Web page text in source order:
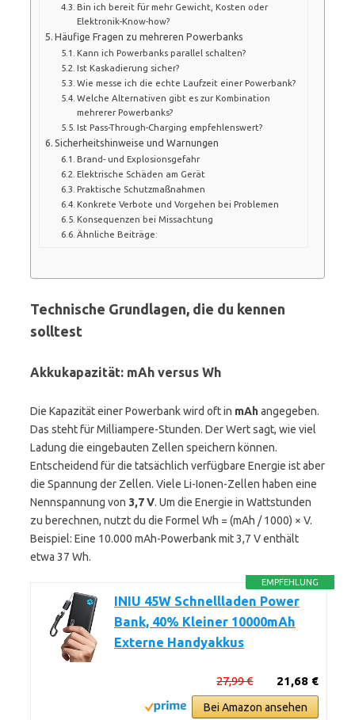
Bin ich bereit für mehr Gewicht, Kosten oder
Elektronik-Know-how?
Häufige Fragen zu mehreren Powerbanks
Kann ich Powerbanks parallel schalten?
Ist Kaskadierung sicher?
Wie messe ich die echte Laufzeit einer Powerbank?
Welche Alternativen gibt es zur Kombination
mehrerer Powerbanks?
Ist Pass-Through-Charging empfehlenswert?
Sicherheitshinweise und Warnungen
Brand- und Explosionsgefahr
Elektrische Schäden am Gerät
Praktische Schutzmaßnahmen
Konkrete Verbote und Vorgehen bei Problemen
Konsequenzen bei Missachtung
Ähnliche Beiträge:
Technische Grundlagen, die du kennen
solltest
Akkukapazität: mAh versus Wh
Die Kapazität einer Powerbank wird oft in mAhangegeben.
Das steht für Milliampere-Stunden. Der Wert sagt, wie viel
Ladung die eingebauten Zellen speichern können.
Entscheidend für die tatsächlich verfügbare Energie ist aber
die Spannung der Zellen. Viele Li-Ionen-Zellen haben eine
Nennspannung von 3,7 V. Um die Energie in Wattstunden
zu berechnen, nutzt du die Formel Wh = (mAh / 1000) × V.
Beispiel: Eine 10.000 mAh-Powerbank mit 3,7 V enthält
etwa 37 Wh.
EMPFEHLUNG
INIU 45W Schnellladen Power
Bank, 40% Kleiner 10000mAh
Externe Handyakkus
21,68 €
27,99 €
Bei Amazon ansehen